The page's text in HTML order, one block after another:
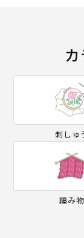
刺しゅ
編み物